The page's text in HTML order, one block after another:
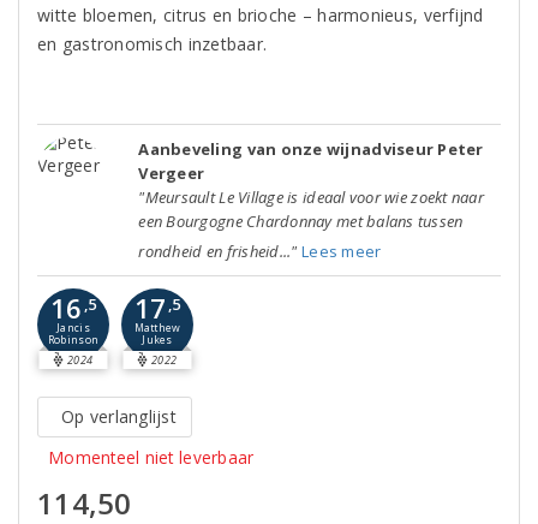
witte bloemen, citrus en brioche – harmonieus, verfijnd
en gastronomisch inzetbaar.
Aanbeveling van onze wijnadviseur Peter
Vergeer
"Meursault Le Village is ideaal voor wie zoekt naar
een Bourgogne Chardonnay met balans tussen
rondheid en frisheid..." Lees meer
16,5
Jancis
Robinson
2024
17,5
Matthew
Jukes
2022
Op verlanglijst
Momenteel niet leverbaar
114,50